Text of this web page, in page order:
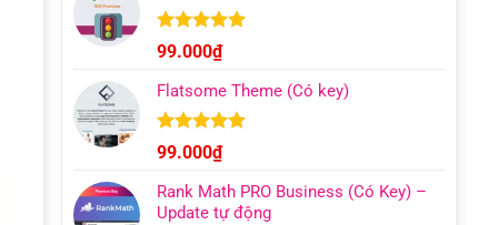
Được xếp
hạng 4.96
5 sao
99.000₫
Flatsome Theme (Có key)
Được xếp
hạng 4.95
5 sao
99.000₫
Rank Math PRO Business (Có Key) –
Update tự động